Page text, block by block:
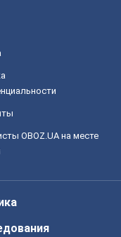
OBOZ.UA на месте